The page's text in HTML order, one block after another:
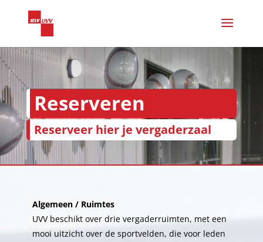
Reserveren
Reserveer hier je vergaderzaal
Algemeen / Ruimtes
UVV beschikt over drie vergaderruimten, met een
mooi uitzicht over de sportvelden, die voor leden